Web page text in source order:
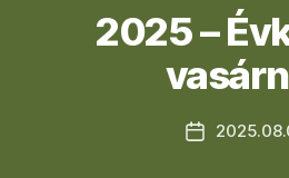
2025 –
Bejegyzés